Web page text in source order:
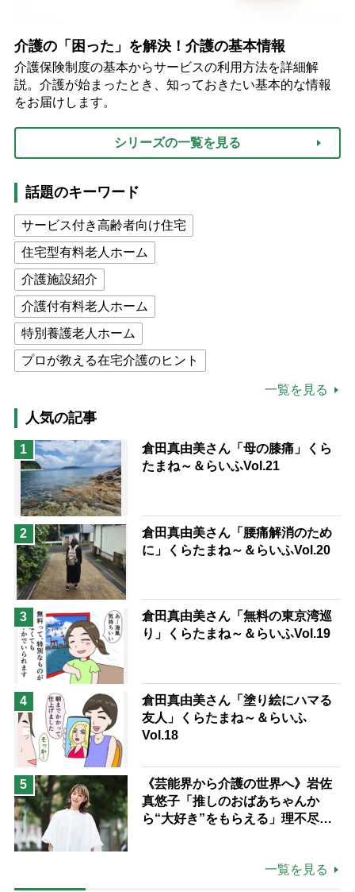
介護の「困った」を解決！介護の基本情報
介護保険制度の基本からサービスの利用方法を詳細解
説。介護が始まったとき、知っておきたい基本的な情報
をお届けします。
シリーズの一覧を見る
話題のキーワード
サービス付き高齢者向け住宅
住宅型有料老人ホーム
介護施設紹介
介護付有料老人ホーム
特別養護老人ホーム
プロが教える在宅介護のヒント
高木ブー
ケアマネジャー
猫が母になつきません
息子の遠距離介護サバイバル術
兄がボケました
予防法
一覧を見る
人気の記事
1
倉田真由美さん「母の膝痛」くら
たまね～＆らいふVol.21
2
倉田真由美さん「腰痛解消のため
に」くらたまね～＆らいふVol.20
3
倉田真由美さん「無料の東京湾巡
り」くらたまね～＆らいふVol.19
4
倉田真由美さん「塗り絵にハマる
友人」くらたまね～＆らいふ
Vol.18
5
《芸能界から介護の世界へ》岩佐
真悠子「推しのおばあちゃんか
ら“大好き”をもらえる」理不尽さ
一覧を見る